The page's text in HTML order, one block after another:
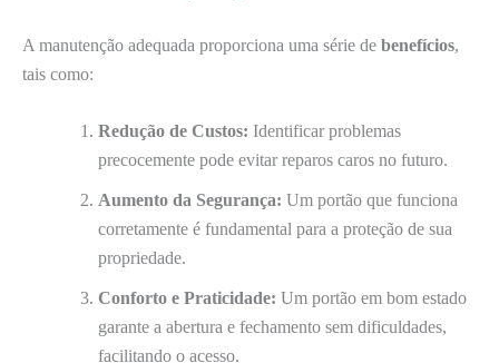
A manutenção adequada proporciona uma série de benefícios,
tais como:
Redução de Custos: Identificar problemas
precocemente pode evitar reparos caros no futuro.
Aumento da Segurança: Um portão que funciona
corretamente é fundamental para a proteção de sua
propriedade.
Conforto e Praticidade: Um portão em bom estado
garante a abertura e fechamento sem dificuldades,
facilitando o acesso.